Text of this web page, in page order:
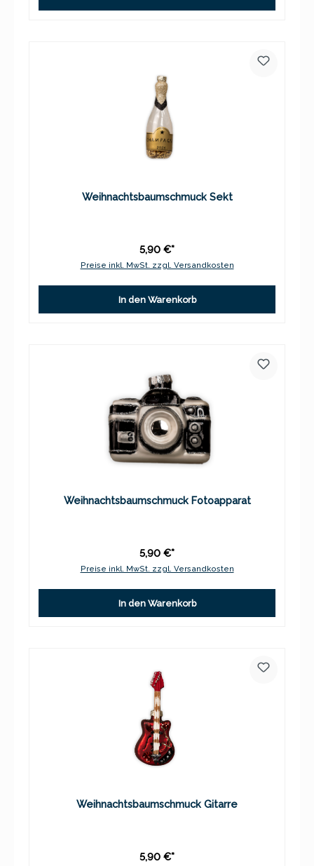
Weihnachtsbaumschmuck Sekt
5,90 €*
Preise inkl. MwSt. zzgl. Versandkosten
In den Warenkorb
Weihnachtsbaumschmuck Fotoapparat
5,90 €*
Preise inkl. MwSt. zzgl. Versandkosten
In den Warenkorb
Weihnachtsbaumschmuck Gitarre
5,90 €*